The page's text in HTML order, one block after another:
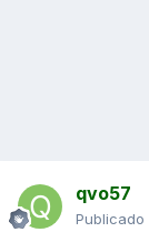
qvo57
Publicado